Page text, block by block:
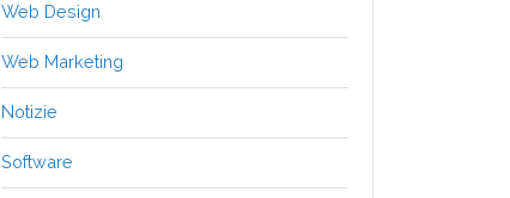
Web Design
Web Marketing
Notizie
Software